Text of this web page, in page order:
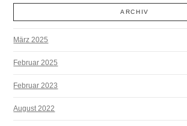
ARCHIV
März 2025
Februar 2025
Februar 2023
August 2022